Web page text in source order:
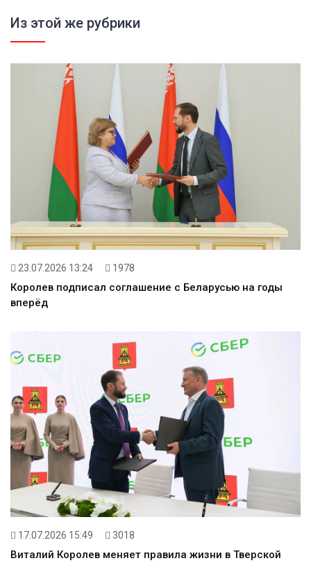
Из этой же рубрики
23.07.2026 13:24 1978
Королев подписал соглашение с Беларусью на годы
вперёд
17.07.2026 15:49 3018
Виталий Королев меняет правила жизни в Тверской